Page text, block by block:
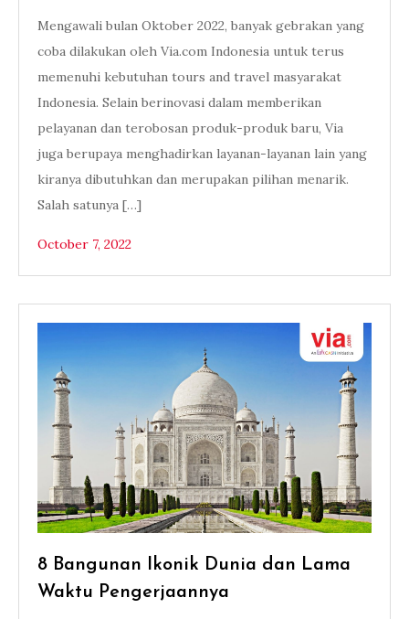
Mengawali bulan Oktober 2022, banyak gebrakan yang
coba dilakukan oleh Via.com Indonesia untuk terus
memenuhi kebutuhan tours and travel masyarakat
Indonesia. Selain berinovasi dalam memberikan
pelayanan dan terobosan produk-produk baru, Via
juga berupaya menghadirkan layanan-layanan lain yang
kiranya dibutuhkan dan merupakan pilihan menarik.
Salah satunya […]
October 7, 2022
8 Bangunan Ikonik Dunia dan Lama
Waktu Pengerjaannya